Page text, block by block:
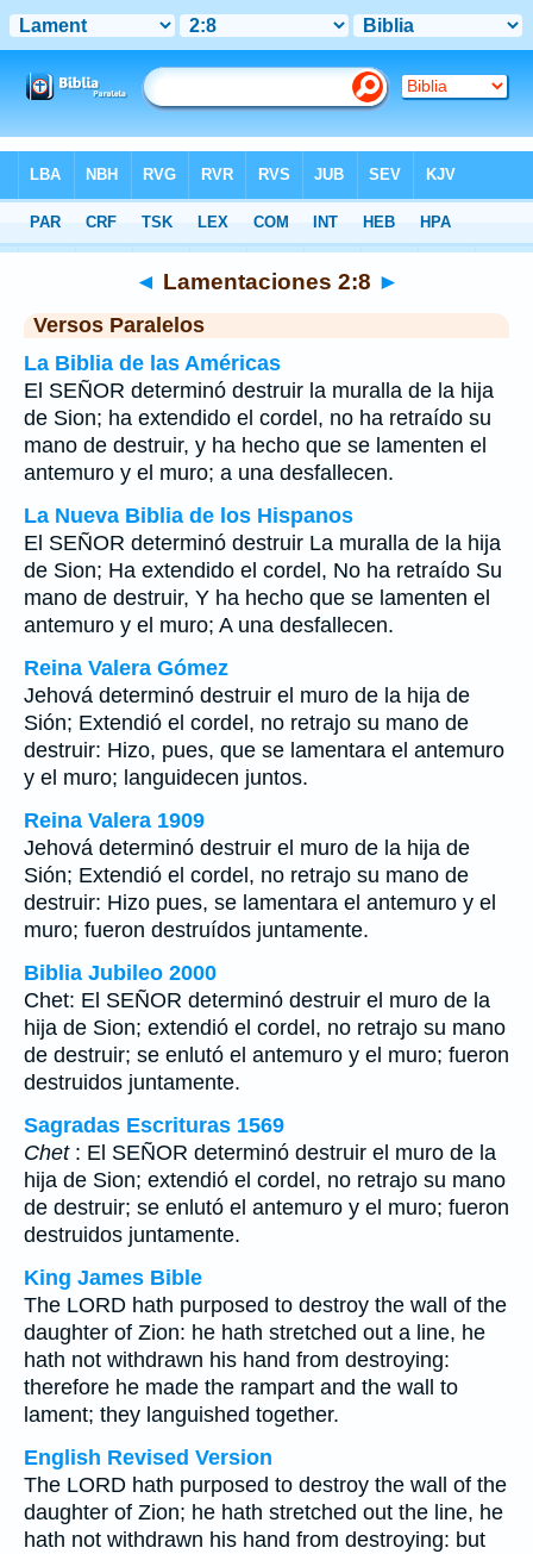
>Lamentaciones> Capítulo 2 > Verso 8
◄ Lamentaciones 2:8 ►
Versos Paralelos
La Biblia de las Américas
El SEÑOR determinó destruir la muralla de la hija
de Sion; ha extendido el cordel, no ha retraído su
mano de destruir, y ha hecho que se lamenten el
antemuro y el muro; a una desfallecen.
La Nueva Biblia de los Hispanos
El SEÑOR determinó destruir La muralla de la hija
de Sion; Ha extendido el cordel, No ha retraído Su
mano de destruir, Y ha hecho que se lamenten el
antemuro y el muro; A una desfallecen.
Reina Valera Gómez
Jehová determinó destruir el muro de la hija de
Sión; Extendió el cordel, no retrajo su mano de
destruir: Hizo, pues, que se lamentara el antemuro
y el muro; languidecen juntos.
Reina Valera 1909
Jehová determinó destruir el muro de la hija de
Sión; Extendió el cordel, no retrajo su mano de
destruir: Hizo pues, se lamentara el antemuro y el
muro; fueron destruídos juntamente.
Biblia Jubileo 2000
Chet: El SEÑOR determinó destruir el muro de la
hija de Sion; extendió el cordel, no retrajo su mano
de destruir; se enlutó el antemuro y el muro; fueron
destruidos juntamente.
Sagradas Escrituras 1569
Chet: El SEÑOR determinó destruir el muro de la
hija de Sion; extendió el cordel, no retrajo su mano
de destruir; se enlutó el antemuro y el muro; fueron
destruidos juntamente.
King James Bible
The LORD hath purposed to destroy the wall of the
daughter of Zion: he hath stretched out a line, he
hath not withdrawn his hand from destroying:
therefore he made the rampart and the wall to
lament; they languished together.
English Revised Version
The LORD hath purposed to destroy the wall of the
daughter of Zion; he hath stretched out the line, he
hath not withdrawn his hand from destroying: but